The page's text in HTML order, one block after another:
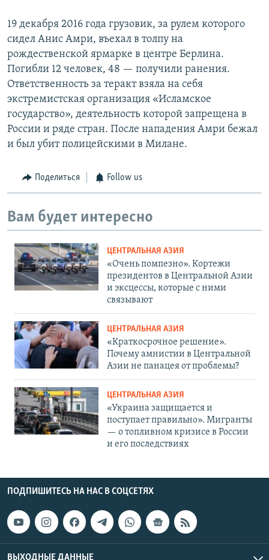
19 декабря 2016 года грузовик, за рулем которого
сидел Анис Амри, въехал в толпу на
рождественской ярмарке в центре Берлина.
Погибли 12 человек, 48 — получили ранения.
Ответственность за теракт взяла на себя
экстремистская организация «Исламское
государство», деятельность которой запрещена в
России и ряде стран. После нападения Амри бежал
и был убит полицейскими в Милане.
Поделиться Follow us
Вам будет интересно
ЦЕНТРАЛЬНАЯ АЗИЯ
«Очень помпезно». Кортежи
президентов в Центральной Азии
и эксцессы, которые с ними
связывают
ЦЕНТРАЛЬНАЯ АЗИЯ
«Краткосрочное решение».
Почему амнистии в Центральной
Азии не панацея от проблемы?
ЦЕНТРАЛЬНАЯ АЗИЯ
«Украина защищается и
поступает правильно». Мигранты
— о топливном кризисе в России
и его последствиях
ПОДПИШИТЕСЬ НА НАС В СОЦСЕТЯХ
ВЫХОДНЫЕ ДАННЫЕ